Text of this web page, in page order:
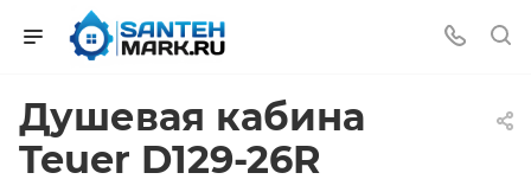
Душевая кабина
Teuer D129-26R